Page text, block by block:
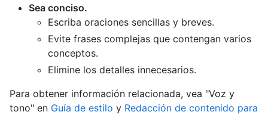
Sea conciso.
Escriba oraciones sencillas y breves.
Evite frases complejas que contengan varios
conceptos.
Elimine los detalles innecesarios.
Para obtener información relacionada, vea "Voz y
tono" en Guía de estilo y Redacción de contenido para